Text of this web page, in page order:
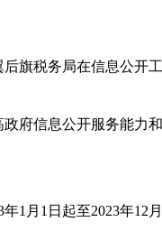
后旗税务局在信息公开
府信息公开服务能力
年1 月 1 日起至2023年12 月